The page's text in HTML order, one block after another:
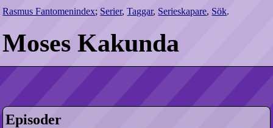
Rasmus Fantomenindex; Serier,Taggar, Serieskapare, Sök.
Moses Kakunda
Episoder